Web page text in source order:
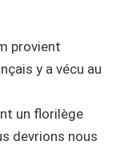
provient
y a vécu au
un florilège
devrions nous